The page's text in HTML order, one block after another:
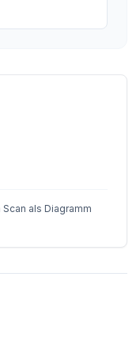
als Diagramm